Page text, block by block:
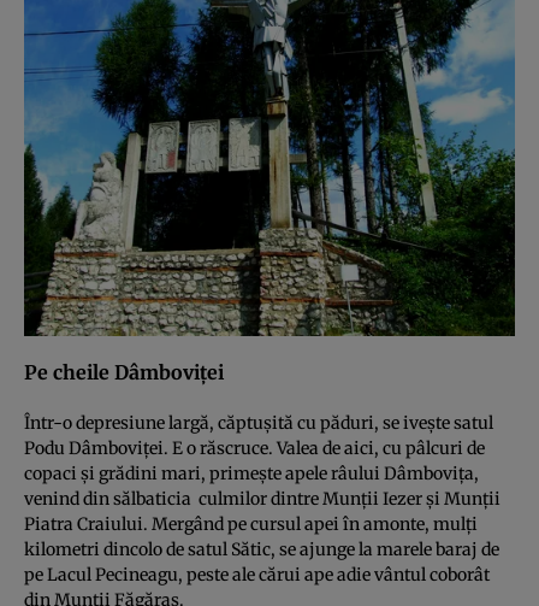
Pe cheile Dâmboviţei
Într-o depresiune largă, căptuşită cu păduri, se iveşte satul
Podu Dâmboviţei. E o răscruce. Valea de aici, cu pâlcuri de
copaci şi grădini mari, primeşte apele râului Dâmboviţa,
venind din sălbaticia culmilor dintre Munţii Iezer şi Munţii
Piatra Craiului. Mergând pe cursul apei în amonte, mulţi
kilometri dincolo de satul Sătic, se ajunge la marele baraj de
pe Lacul Pecineagu, peste ale cărui ape adie vântul coborât
din Munţii Făgăraş.